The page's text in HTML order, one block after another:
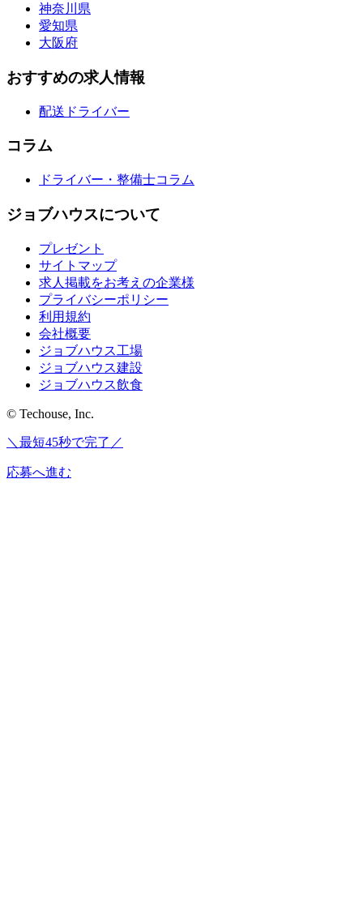
神奈川県
愛知県
大阪府
おすすめの求人情報
配送ドライバー
コラム
ドライバー・整備士コラム
ジョブハウスについて
プレゼント
サイトマップ
求人掲載をお考えの企業様
プライバシーポリシー
利用規約
会社概要
ジョブハウス工場
ジョブハウス建設
ジョブハウス飲食
© Techouse, Inc.
＼最短45秒で完了／
応募へ進む